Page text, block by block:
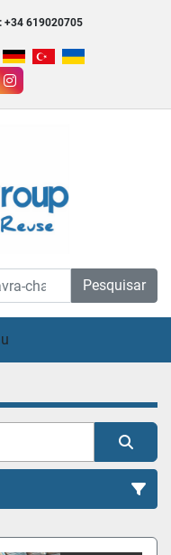
+34 619020705
instagram
Pesquisar